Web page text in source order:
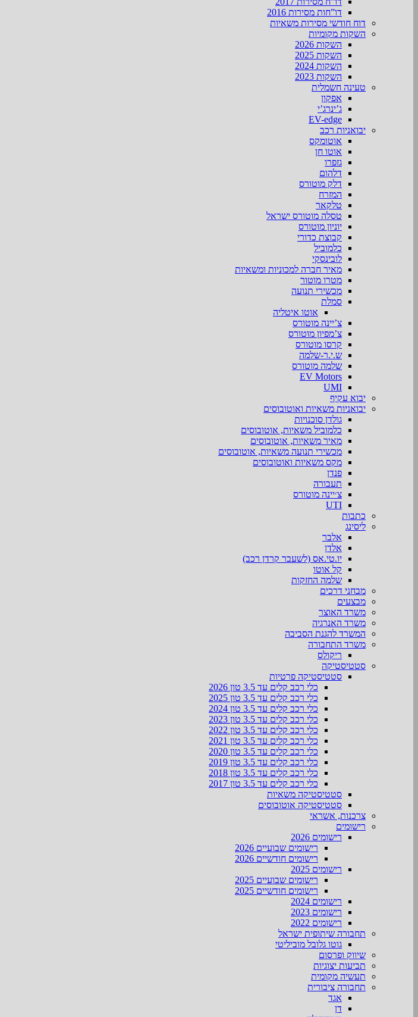
דו”חות מסירות 2016
דוח חודשי מסירות משאיות
השקות מקומיות
השקות 2026
השקות 2025
השקות 2024
השקות 2023
טעינה חשמלית
אפקון
ג’ינרג’י
EV-edge
יבואניות רכב
אוטומקס
אוטו חן
גזפרו
דלהום
דלק מוטורס
המזרח
טלקאר
טסלה מוטורס ישראל
יוניון מוטורס
קבוצת כדורי
כלמוביל
לובינסקי
מאיר חברה למכוניות ומשאיות
מטרו מוטור
מכשירי תנועה
סמלת
אוטו איטליה
צ’יינה מוטורס
צ’מפיון מוטורס
קרסו מוטורס
ש.י.ר-שלמה
שלמה מוטורס
EV Motors
UMI
יבוא עקיף
יבואניות משאיות ואוטובוסים
גולדן סוכנויות
כלמוביל משאיות, אוטובוסים
מאיר משאיות, אוטובוסים
מכשירי תנועה משאיות, אוטובוסים
מקס משאיות ואוטובוסים
פנדן
תעבורה
צ׳יינה מוטורס
UTI
כתבות
ליסינג
אלבר
אלדן
יו.טי.אס (לשעבר קרדן רכב)
קל אוטו
שלמה החזקות
מבחני דרכים
מבצעים
משרד האוצר
משרד האנרגיה
המשרד להגנת הסביבה
משרד התחבורה
ריקולס
סטטיסטיקה
סטטיסטיקה פרטיות
כלי רכב קלים עד 3.5 טון 2026
כלי רכב קלים עד 3.5 טון 2025
כלי רכב קלים עד 3.5 טון 2024
כלי רכב קלים עד 3.5 טון 2023
כלי רכב קלים עד 3.5 טון 2022
כלי רכב קלים עד 3.5 טון 2021
כלי רכב קלים עד 3.5 טון 2020
כלי רכב קלים עד 3.5 טון 2019
כלי רכב קלים עד 3.5 טון 2018
כלי רכב קלים עד 3.5 טון 2017
סטטיסטיקה משאיות
סטטיסטיקה אוטובוסים
צרכנות, אשראי
רישומים
רישומים 2026
רישומים שבועיים 2026
רישומים חודשיים 2026
רישומים 2025
רישומים שבועיים 2025
רישומים חודשיים 2025
רישומים 2024
רישומים 2023
רישומים 2022
תחבורה שיתופית ישראל
גוטו גלובל מוביליטי
שיווק ופרסום
תביעות יצוגיות
תעשיה מקומית
תחבורה ציבורית
אגד
דן